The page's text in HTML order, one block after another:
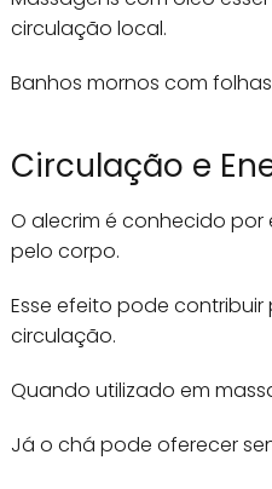
circulação local.
Banhos mornos com
Circulação e
O alecrim é conhecido
pelo corpo.
Esse efeito pode
circulação.
Quando utilizado em
Já o chá pode oferecer